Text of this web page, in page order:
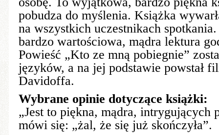
pobudza do myślenia. Książka
na wszystkich uczestnikach
bardzo wartościowa, mądra lektura
Powieść „Kto ze mną pobiegnie”
języków, a na jej podstawie powstał
Davidoffa.
Wybrane opinie dotyczące książki:
„Jest to piękna, mądra, intrygujących
mówi się: „żal, że się już skończyła”.